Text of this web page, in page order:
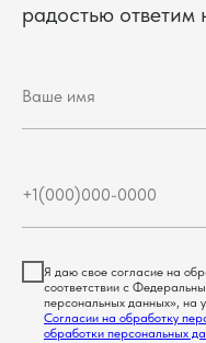
радостью
Я даю свое согласие на
соответствии с
персональных данных», на
Согласии на обработку
обработки персональных